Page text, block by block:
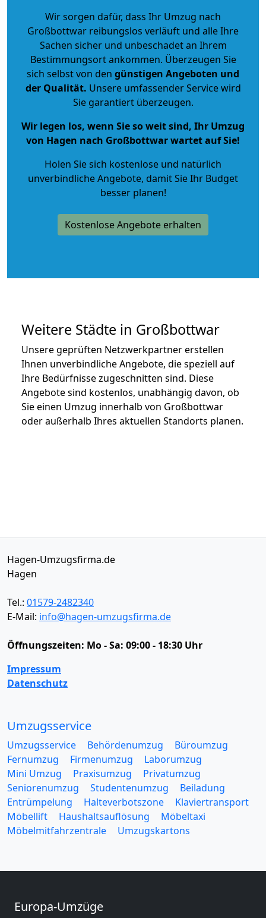
Wir sorgen dafür, dass Ihr Umzug nach
Großbottwar reibungslos verläuft und alle Ihre
Sachen sicher und unbeschadet an Ihrem
Bestimmungsort ankommen. Überzeugen Sie
sich selbst von den günstigen Angeboten und
der Qualität. Unsere umfassender Service wird
Sie garantiert überzeugen.
Wir legen los, wenn Sie so weit sind, Ihr Umzug
von Hagen nach Großbottwar wartet auf Sie!
Holen Sie sich kostenlose und natürlich
unverbindliche Angebote, damit Sie Ihr Budget
besser planen!
Kostenlose Angebote erhalten
Weitere Städte in Großbottwar
Unsere geprüften Netzwerkpartner erstellen
Ihnen unverbindliche Angebote, die speziell auf
Ihre Bedürfnisse zugeschnitten sind. Diese
Angebote sind kostenlos, unabhängig davon, ob
Sie einen Umzug innerhalb von Großbottwar
oder außerhalb Ihres aktuellen Standorts planen.
Hagen-Umzugsfirma.de
Hagen
Tel.: 01579-2482340
E-Mail: info@hagen-umzugsfirma.de
Öffnungszeiten: Mo - Sa: 09:00 - 18:30 Uhr
Impressum
Datenschutz
Umzugsservice
Umzugsservice Behördenumzug
Büroumzug
Fernumzug
Firmenumzug
Laborumzug
Mini Umzug
Praxisumzug
Privatumzug
Seniorenumzug
Studentenumzug
Beiladung
Entrümpelung
Halteverbotszone
Klaviertransport
Möbellift
Haushaltsauflösung
Möbeltaxi
Möbelmitfahrzentrale
Umzugskartons
Europa-Umzüge